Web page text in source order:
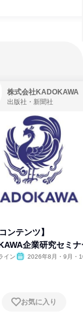
株式会社KADOKAWA
出版社・新聞社
ンテンツ】
企業研究セミナ
イン
2026年8月・9月・
お気に入り